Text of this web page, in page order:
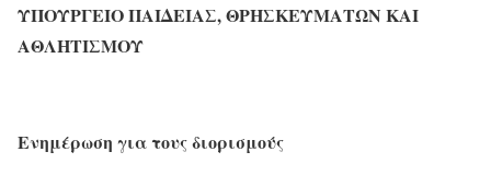
ΥΠΟΥΡΓΕΙΟ ΠΑΙΔΕΙΑΣ, ΘΡΗΣΚΕΥΜΑΤΩΝ ΚΑΙ
ΑΘΛΗΤΙΣΜΟΥ
Ενημέρωση για τους διορισμούς